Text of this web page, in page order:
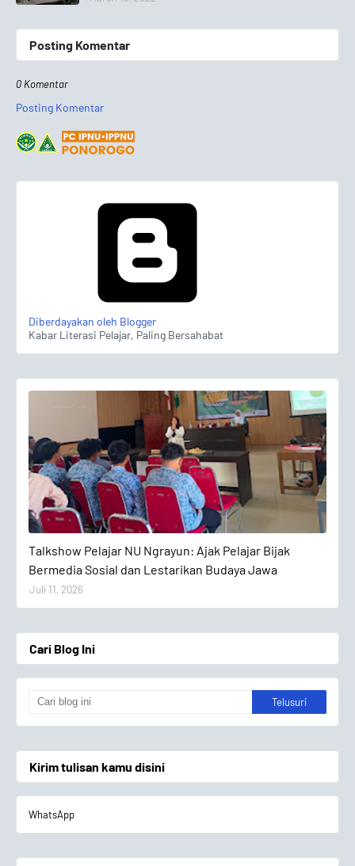
Posting Komentar
0 Komentar
Posting Komentar
Diberdayakan oleh Blogger
Kabar Literasi Pelajar, Paling Bersahabat
Talkshow Pelajar NU Ngrayun: Ajak Pelajar Bijak
Bermedia Sosial dan Lestarikan Budaya Jawa
Juli 11, 2026
Cari Blog Ini
Kirim tulisan kamu disini
WhatsApp